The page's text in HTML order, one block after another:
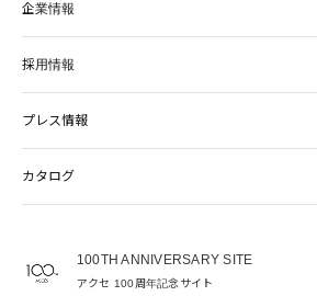
企業情報
採用情報
プレス情報
カタログ
100TH ANNIVERSARY SITE
アクセ 100周年記念サイト